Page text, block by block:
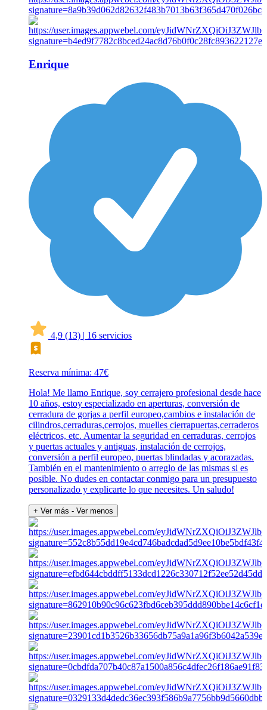
Enrique
4,9 (13) | 16 servicios
Reserva mínima: 47€
Hola! Me llamo Enrique, soy cerrajero profesional desde hace
10 años, estoy especializado en aperturas, conversión de
cerradura de gorjas a perfil europeo,cambios e instalación de
cilindros,cerraduras,cerrojos, muelles cierrapuertas,cerraderos
eléctricos, etc. Aumentar la seguridad en cerraduras, cerrojos
y puertas actuales y antiguas, instalación de cerrojos,
conversión a perfil europeo, puertas blindadas y acorazadas.
También en el mantenimiento o arreglo de las mismas si es
posible. No dudes en contactar conmigo para un presupuesto
personalizado y explicarte lo que necesites. Un saludo!
+ Ver más - Ver menos